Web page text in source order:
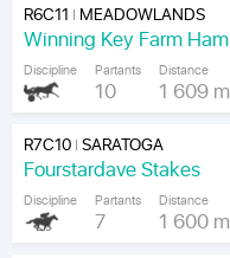
R6C11 | MEADOWLANDS
Discipline Partants
10
Distance
1 609 m
R7C10|SARATOGA
Fourstardave Stakes
Discipline Partants
7
Distance
1 600 m